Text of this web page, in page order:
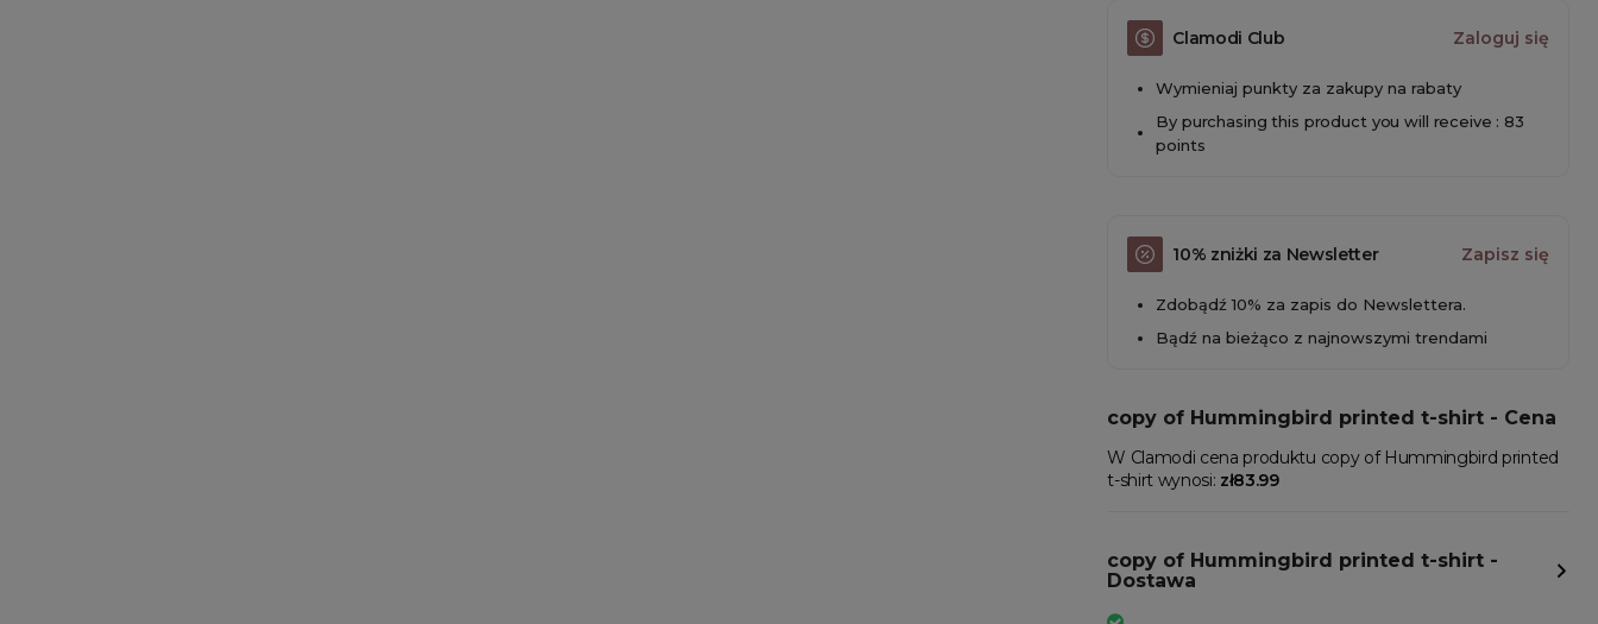
Clamodi Club Zaloguj się
Wymieniaj punkty za zakupy na rabaty
By purchasing this product you will receive : 83
points
10% zniżki za Newsletter Zapisz się
Zdobądź 10% za zapis do Newslettera.
Bądź na bieżąco z najnowszymi trendami
copy of Hummingbird printed t-shirt - Cena
W Clamodi cena produktu copy of Hummingbird printed
t-shirt wynosi: zł83.99
copy of Hummingbird printed t-shirt -
Dostawa